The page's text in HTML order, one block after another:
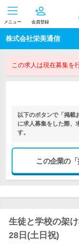
メニュー 会員登録
株式会社栄美通信
この求人は現在募集を
以下のボタンで「掲載
に求人募集をした際、
す。
この企業の
生徒と学校の架
28日(土日祝)